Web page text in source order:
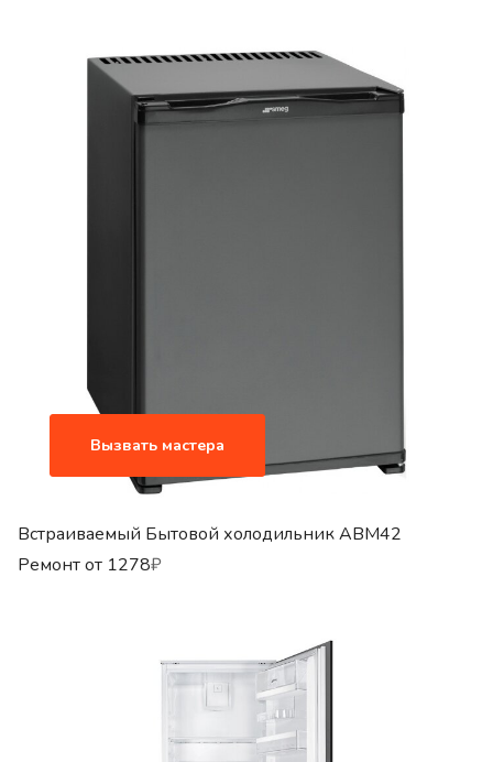
Вызвать мастера
Встраиваемый Бытовой холодильник ABM42
Ремонт от 1278₽